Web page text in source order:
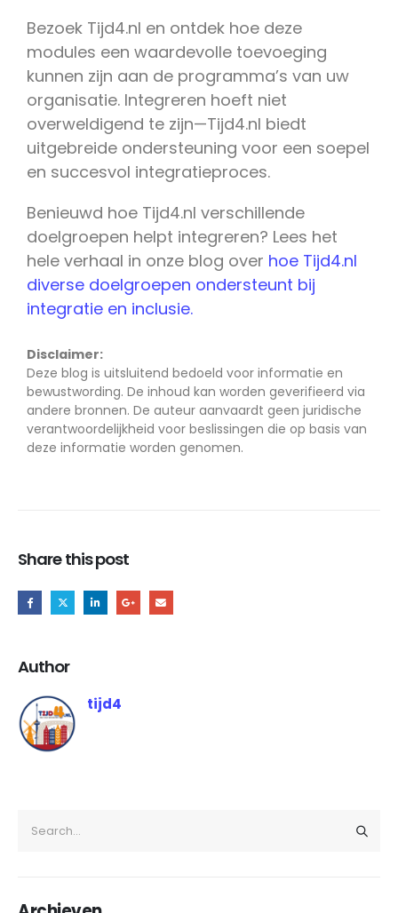
Bezoek Tijd4.nl en ontdek hoe deze
modules een waardevolle toevoeging
kunnen zijn aan de programma’s van uw
organisatie. Integreren hoeft niet
overweldigend te zijn—Tijd4.nl biedt
uitgebreide ondersteuning voor een soepel
en succesvol integratieproces.
Benieuwd hoe Tijd4.nl verschillende
doelgroepen helpt integreren? Lees het
hele verhaal in onze blog over hoe Tijd4.nl
diverse doelgroepen ondersteunt bij
integratie en inclusie.
Disclaimer:
Deze blog is uitsluitend bedoeld voor informatie en
bewustwording. De inhoud kan worden geverifieerd via
andere bronnen. De auteur aanvaardt geen juridische
verantwoordelijkheid voor beslissingen die op basis van
deze informatie worden genomen.
Share this post
Author
tijd4